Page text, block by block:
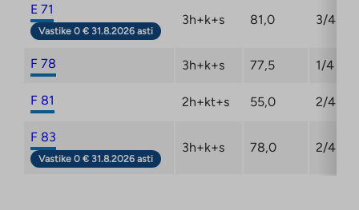
E 71
Vastike 0 € 31.8.2026 asti
3h+k+s 81,0 3/4
F 78 3h+k+s 77,5 1/4
F 81 2h+kt+s 55,0 2/4
F 83
Vastike 0 € 31.8.2026 asti
3h+k+s 78,0 2/4